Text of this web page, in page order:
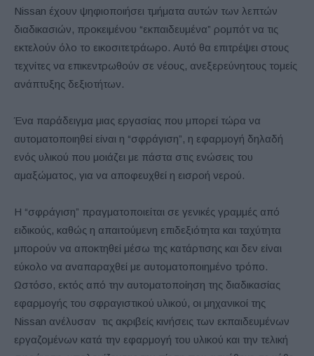
Nissan έχουν ψηφιοποιήσει τμήματα αυτών των λεπτών
διαδικασιών, προκειμένου “εκπαιδευμένα” ρομπότ να τις
εκτελούν όλο το εικοσιτετράωρο. Αυτό θα επιτρέψει στους
τεχνίτες να επικεντρωθούν σε νέους, ανεξερεύνητους τομείς
ανάπτυξης δεξιοτήτων.
Ένα παράδειγμα μιας εργασίας που μπορεί τώρα να
αυτοματοποιηθεί είναι η “σφράγιση”, η εφαρμογή δηλαδή
ενός υλικού που μοιάζει με πάστα στις ενώσεις του
αμαξώματος, για να αποφευχθεί η εισροή νερού.
Η “σφράγιση” πραγματοποιείται σε γενικές γραμμές από
ειδικούς, καθώς η απαιτούμενη επιδεξιότητα και ταχύτητα
μπορούν να αποκτηθεί μέσω της κατάρτισης και δεν είναι
εύκολο να αναπαραχθεί με αυτοματοποιημένο τρόπο.
Ωστόσο, εκτός από την αυτοματοποίηση της διαδικασίας
εφαρμογής του σφραγιστικού υλικού, οι μηχανικοί της
Nissan ανέλυσαν τις ακριβείς κινήσεις των εκπαιδευμένων
εργαζομένων κατά την εφαρμογή του υλικού και την τελική